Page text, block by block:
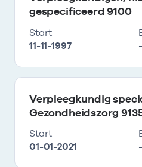
gespecificeerd 9100
Start
11-11-1997
-
Verpleegkundig
Gezondheidszorg
Start
01-01-2021
-